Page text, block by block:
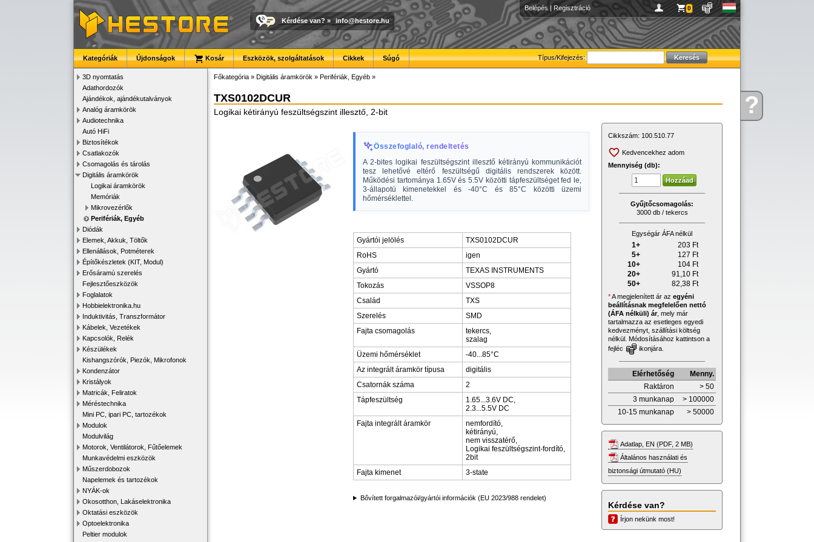
Kérdése?
Belépés | Regisztráció 0
Kérdése van? » info@hestore.hu
Típus/Kifejezés:
Kategóriák Újdonságok Kosár Eszközök, szolgáltatások Cikkek Súgó
3D nyomtatás
Adathordozók
Ajándékok, ajándékutalványok
Analóg áramkörök
Audiotechnika
Autó HiFi
Biztosítékok
Csatlakozók
Csomagolás és tárolás
Digitális áramkörök
Logikai áramkörök
Memóriák
Mikrovezérlők
Perifériák, Egyéb
Diódák
Elemek, Akkuk, Töltők
Ellenállások, Potméterek
Építőkészletek (KIT, Modul)
Erősáramú szerelés
Fejlesztőeszközök
Foglalatok
Hobbielektronika.hu
Induktivitás, Transzformátor
Kábelek, Vezetékek
Kapcsolók, Relék
Készülékek
Kishangszórók, Piezók, Mikrofonok
Kondenzátor
Kristályok
Matricák, Feliratok
Méréstechnika
Mini PC, ipari PC, tartozékok
Modulok
Modulvilág
Motorok, Ventilátorok, Fűtőelemek
Munkavédelmi eszközök
Műszerdobozok
Napelemek és tartozékok
NYÁK-ok
Okosotthon, Lakáselektronika
Oktatási eszközök
Optoelektronika
Peltier modulok
Főkategória » Digitális áramkörök » Perifériák, Egyéb »
TXS0102DCUR
Logikai kétirányú feszültségszint illesztő, 2-bit
Összefoglaló, rendeltetés
A 2-bites logikai feszültségszint illesztő kétirányú kommunikációt
tesz lehetővé eltérő feszültségű digitális rendszerek között.
Működési tartománya 1.65V és 5.5V közötti tápfeszültséget fed le,
3-állapotú kimenetekkel és -40°C és 85°C közötti üzemi
hőmérséklettel.
Gyártói jelölés
TXS0102DCUR
RoHS
igen
Gyártó
TEXAS INSTRUMENTS
Tokozás
VSSOP8
Család
TXS
Szerelés
SMD
Fajta csomagolás
tekercs,
szalag
Üzemi hőmérséklet
-40...85°C
Az integrált áramkör típusa
digitális
Csatornák száma
2
Tápfeszültség
1.65...3.6V DC,
2.3...5.5V DC
Fajta integrált áramkör
nemfordító,
kétirányú,
nem visszatérő,
Logikai feszültségszint-fordító,
2bit
Fajta kimenet
3-state
Bővített forgalmazói/gyártói információk (EU 2023/988 rendelet)
Cikkszám: 100.510.77
Kedvencekhez adom
Mennyiség (db):
Gyűjtőcsomagolás:
3000 db / tekercs
Egységár ÁFA nélkül
1+ 203 Ft
5+
127 Ft
10+
104 Ft
20+
91,10 Ft
50+
82,38 Ft
*A megjelenített ár az egyéni
beállításnak megfelelően nettó
(ÁFA nélküli) ár, mely már
tartalmazza az esetleges egyedi
kedvezményt, szállítási költség
nélkül. Módosításához kattintson a
fejléc
ikonjára.
Elérhetőség
Menny.
Raktáron
> 50
3 munkanap
> 100000
10-15 munkanap
> 50000
Adatlap, EN (PDF, 2 MB)
Általános használati és
biztonsági útmutató (HU)
Kérdése van?
Írjon nekünk most!